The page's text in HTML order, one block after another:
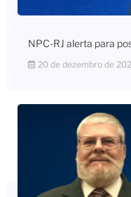
NPC-RJ alerta para
20 de dezembro de